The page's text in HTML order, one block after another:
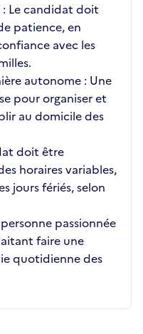
Le candidat doit
patience, en
avec les
autonome : Une
pour organiser et
au domicile des
doit être
horaires variables,
jours fériés, selon
passionnée
faire une
quotidienne des